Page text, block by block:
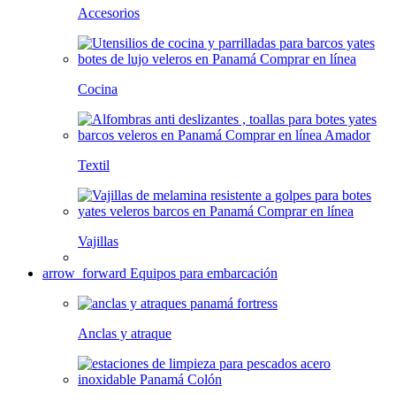
Accesorios
Cocina
Textil
Vajillas
arrow_forward Equipos para embarcación
Anclas y atraque